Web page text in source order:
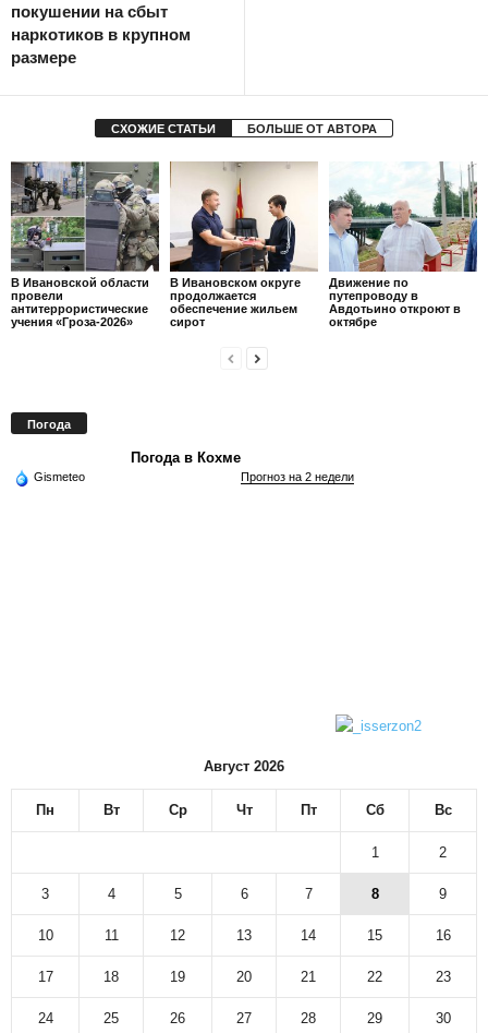
покушении на сбыт
наркотиков в крупном
размере
СХОЖИЕ СТАТЬИ БОЛЬШЕ ОТ АВТОРА
В Ивановской области
провели
антитеррористические
учения «Гроза-2026»
В Ивановском округе
продолжается
обеспечение жильем
сирот
Движение по
путепроводу в
Авдотьино откроют в
октябре
Погода
Погода в Кохме
Gismeteo Прогноз на 2 недели
Август 2026
Пн Вт Ср Чт Пт Сб Вс
1 2
3 4 5 6 7 8 9
10 11 12 13 14 15 16
17 18 19 20 21 22 23
24 25 26 27 28 29 30